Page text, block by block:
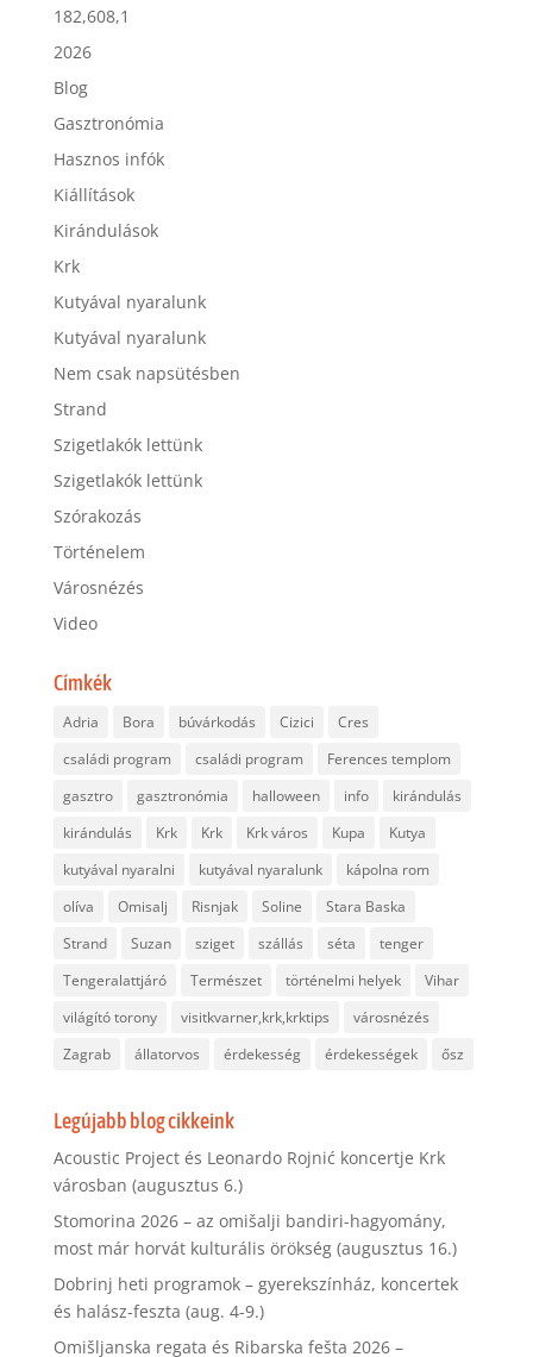
182,608,1
2026
Blog
Gasztronómia
Hasznos infók
Kiállítások
Kirándulások
Krk
Kutyával nyaralunk
Kutyával nyaralunk
Nem csak napsütésben
Strand
Szigetlakók lettünk
Szigetlakók lettünk
Szórakozás
Történelem
Városnézés
Video
Címkék
Adria Bora búvárkodás Cizici
Cres
családi program
családi program
Ferences templom
gasztro
gasztronómia halloween info
kirándulás
kirándulás
Krk Krk Krk város Kupa
Kutya
kutyával nyaralni
kutyával nyaralunk
kápolna rom
olíva
Omisalj Risnjak Soline
Stara Baska
Strand
Suzan sziget szállás séta
tenger
Tengeralattjáró
Természet történelmi helyek
Vihar
világító torony
visitkvarner,krk,krktips
városnézés
Zagrab
állatorvos érdekesség érdekességek ősz
Legújabb blog cikkeink
Acoustic Project és Leonardo Rojnić koncertje Krk
városban (augusztus 6.)
Stomorina 2026 – az omišalji bandiri-hagyomány,
most már horvát kulturális örökség (augusztus 16.)
Dobrinj heti programok – gyerekszínház, koncertek
és halász-feszta (aug. 4-9.)
Omišljanska regata és Ribarska fešta 2026 –